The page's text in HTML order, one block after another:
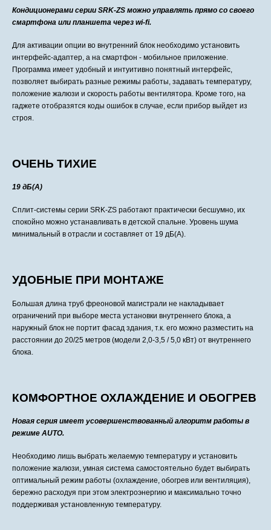
Кондиционерами серии SRK-ZS можно управлять прямо со своего
смартфона или планшета через wi-fi.
Для активации опции во внутренний блок необходимо установить
интерфейс-адаптер, а на смартфон - мобильное приложение.
Программа имеет удобный и интуитивно понятный интерфейс,
позволяет выбирать разные режимы работы, задавать температуру,
положение жалюзи и скорость работы вентилятора. Кроме того, на
гаджете отобразятся коды ошибок в случае, если прибор выйдет из
строя.
ОЧЕНЬ ТИХИЕ
19 дБ(А)
Сплит-системы серии SRK-ZS работают практически бесшумно, их
спокойно можно устанавливать в детской спальне. Уровень шума
минимальный в отрасли и составляет от 19 дБ(А).
УДОБНЫЕ ПРИ МОНТАЖЕ
Большая длина труб фреоновой магистрали не накладывает
ограничений при выборе места установки внутреннего блока, а
наружный блок не портит фасад здания, т.к. его можно разместить на
расстоянии до 20/25 метров (модели 2,0-3,5 / 5,0 кВт) от внутреннего
блока.
КОМФОРТНОЕ ОХЛАЖДЕНИЕ И ОБОГРЕВ
Новая серия имеет усовершенствованный алгоритм работы в
режиме AUTO.
Необходимо лишь выбрать желаемую температуру и установить
положение жалюзи, умная система самостоятельно будет выбирать
оптимальный режим работы (охлаждение, обогрев или вентиляция),
бережно расходуя при этом электроэнергию и максимально точно
поддерживая установленную температуру.